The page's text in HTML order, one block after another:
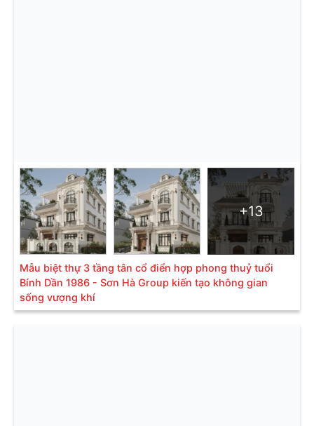
+13
Mẫu biệt thự 3 tầng tân cổ điển hợp phong thuỷ tuổi
Bính Dần 1986 - Sơn Hà Group kiến tạo không gian
sống vượng khí